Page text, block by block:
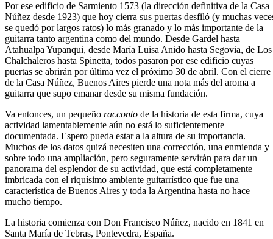
Por ese edificio de Sarmiento 1573 (la dirección definitiva de la Casa
Núñez desde 1923) que hoy cierra sus puertas desfiló (y muchas
se quedó por largos ratos) lo más granado y lo más importante de la
guitarra tanto argentina como del mundo. Desde Gardel hasta
Atahualpa Yupanqui, desde María Luisa Anido hasta Segovia, de Los
Chalchaleros hasta Spinetta, todos pasaron por ese edificio cuyas
puertas se abrirán por última vez el próximo 30 de abril. Con el cierre
de la Casa Núñez, Buenos Aires pierde una nota más del aroma a
guitarra que supo emanar desde su misma fundación.
Va entonces, un pequeño racconto de la historia de esta firma, cuya
actividad lamentablemente aún no está lo suficientemente
documentada. Espero pueda estar a la altura de su importancia.
Muchos de los datos quizá necesiten una corrección, una enmienda y
sobre todo una ampliación, pero seguramente servirán para dar un
panorama del esplendor de su actividad, que está completamente
imbricada con el riquísimo ambiente guitarrístico que fue una
característica de Buenos Aires y toda la Argentina hasta no hace
mucho tiempo.
La historia comienza con Don Francisco Núñez, nacido en 1841 en
Santa María de Tebras, Pontevedra, España.